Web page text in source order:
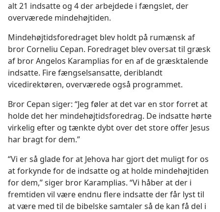
alt 21 indsatte og 4 der arbejdede i fængslet, der
overværede mindehøjtiden.
Mindehøjtidsforedraget blev holdt på rumænsk af
bror Corneliu Cepan. Foredraget blev oversat til græsk
af bror Angelos Karamplias for en af de græsktalende
indsatte. Fire fængselsansatte, deriblandt
vicedirektøren, overværede også programmet.
Bror Cepan siger: “Jeg føler at det var en stor forret at
holde det her mindehøjtidsforedrag. De indsatte hørte
virkelig efter og tænkte dybt over det store offer Jesus
har bragt for dem.”
“Vi er så glade for at Jehova har gjort det muligt for os
at forkynde for de indsatte og at holde mindehøjtiden
for dem,” siger bror Karamplias. “Vi håber at der i
fremtiden vil være endnu flere indsatte der får lyst til
at være med til de bibelske samtaler så de kan få del i